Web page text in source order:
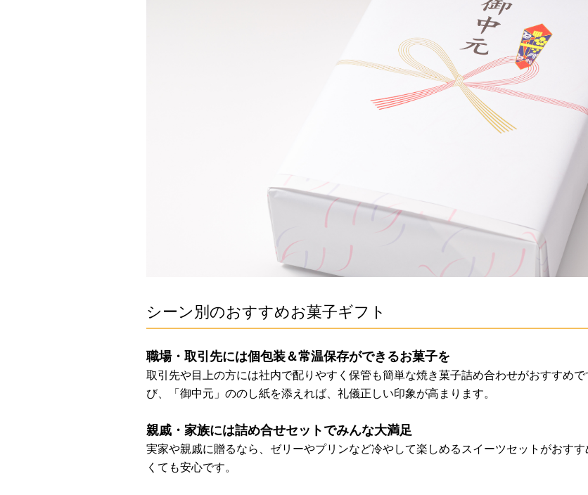
シーン別のおすすめお菓子ギフト
職場・取引先には個包装＆常温保存ができるお菓子を
取引先や目上の方には社内で配りやすく保管も簡単な焼き菓子詰め合わせがおすすめ
び、「御中元」ののし紙を添えれば、礼儀正しい印象が高まります。
親戚・家族には詰め合せセットでみんな大満足
実家や親戚に贈るなら、ゼリーやプリンなど冷やして楽しめるスイーツセットがおす
くても安心です。